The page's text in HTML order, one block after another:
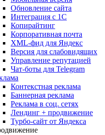
Обновление сайта
Интеграция с 1С
Копирайтинг
Корпоративная почта
XML-фид для Яндекс
Версия для слабовидящих
Управление репутацией
Чат-боты для Telegram
Контекстная реклама
Баннерная реклама
Реклама в соц. сетях
Лендинг + продвижение
Турбо-сайт от Яндекса